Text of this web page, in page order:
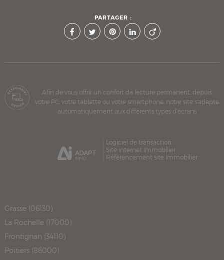
PARTAGER :
Afin de vous offrir un confort de lecture permanent, depuis
votre PC, votre tablette ou votre smartphone, notre site s'adapte
automatiquement aux différents types d'écrans
Logiciel de transaction
Site internet immobilier
Référencement site immobilier
Grasse (06130)
La Rochelle (17000)
Frontignan (34110)
Poitiers (86000)